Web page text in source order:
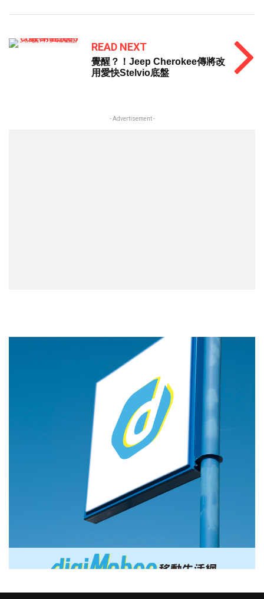
READ NEXT
覺醒？！Jeep Cherokee傳將改
用愛快Stelvio底盤
- Advertisement -